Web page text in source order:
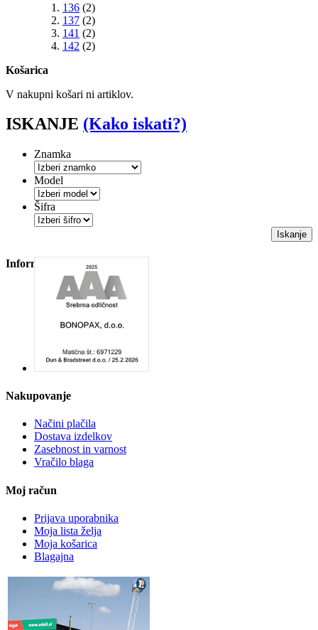
136 (2)
137 (2)
141 (2)
142 (2)
Košarica
V nakupni košari ni artiklov.
ISKANJE (Kako iskati?)
Znamka
Model
Šifra
Iskanje
Informacije
Nakupovanje
Načini plačila
Dostava izdelkov
Zasebnost in varnost
Vračilo blaga
Moj račun
Prijava uporabnika
Moja lista želja
Moja košarica
Blagajna